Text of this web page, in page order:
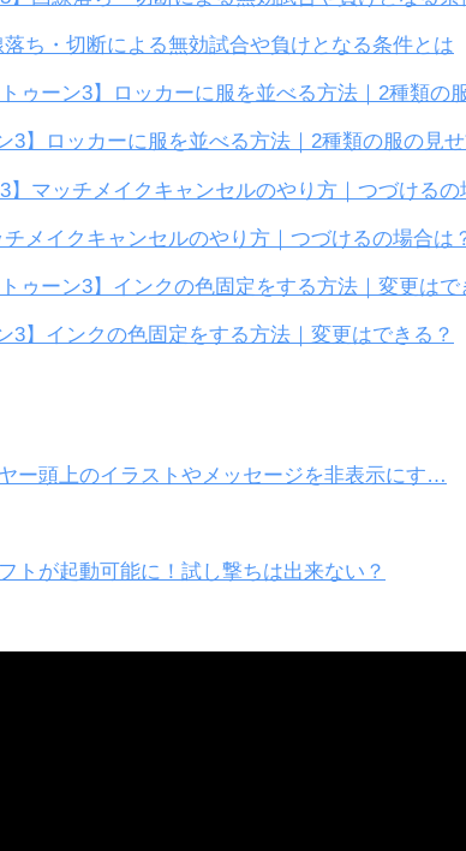
落ち・切断による無効試合や負けとなる条件とは
3】ロッカーに服を並べる方法｜2種類の服の見
チメイクキャンセルのやり方｜つづけるの場合は
3】インクの色固定をする方法｜変更はできる？
ー頭上のイラストやメッセージを非表示にす…
トが起動可能に！試し撃ちは出来ない？